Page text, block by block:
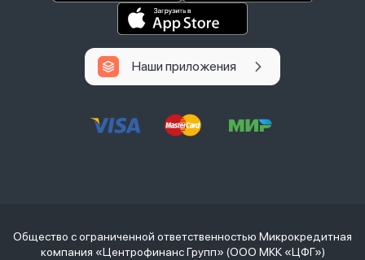
Наши приложения
Общество с ограниченной ответственностью Микрокредитная
компания «Центрофинанс Групп» (ООО МКК «ЦФГ»)